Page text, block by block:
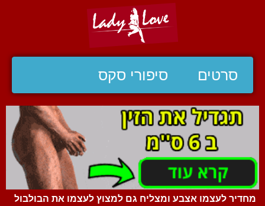
סרטים סיפורי סקס
מחדיר לעצמו אצבע ומצליח גם למצוץ לעצמו את הבולבול